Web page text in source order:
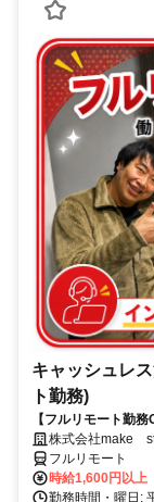
キャッシュレ
ト勤務)
【フルリモート勤
スキルアップ
株式会社make
フルリモート
時給1,600円以上
勤務時間・曜日: